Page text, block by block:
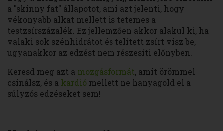
a "skinny fat" állapotot, ami azt jelenti, hogy
vékonyabb alkat mellett is tetemes a
testzsírszázalék. Ez jellemzően akkor alakul ki, ha
valaki sok szénhidrátot és telített zsírt visz be,
ugyanakkor az edzést nem részesíti előnyben.
Keresd meg azt a mozgásformát, amit örömmel
csinálsz, és a kardió mellett ne hanyagold el a
súlyzós edzéseket sem!